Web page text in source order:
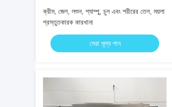
ক্রীম, জেল, লশুন, শ্যাম্পু, চুল এবং শরীরের তেল, ময়লা
প্রস্তুতকারক কারখানা
সেরা মূল্য পান